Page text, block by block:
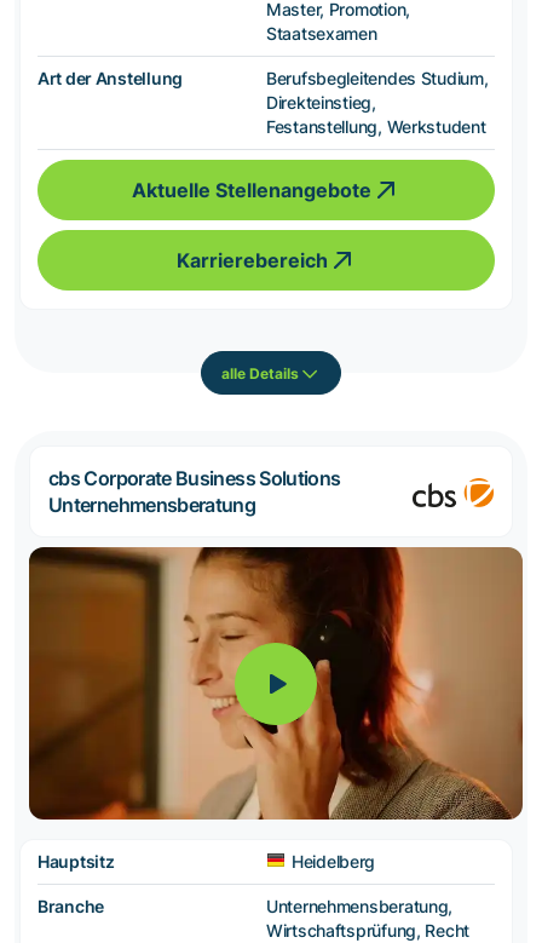
Master, Promotion,
Staatsexamen
Art der Anstellung
Berufsbegleitendes Studium,
Direkteinstieg,
Festanstellung, Werkstudent
Aktuelle Stellenangebote
Karrierebereich
alle Details
cbs Corporate Business Solutions
Unternehmensberatung
Hauptsitz Heidelberg
Branche
Unternehmensberatung,
Wirtschaftsprüfung, Recht